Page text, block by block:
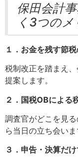
保田会計
く3つのメ
１．お金を残す節
税制改正を踏まえ
提案します。
２．国税OBによる
調査官がどこを見
ら当日の立ち会いま
３．申告・決算だ